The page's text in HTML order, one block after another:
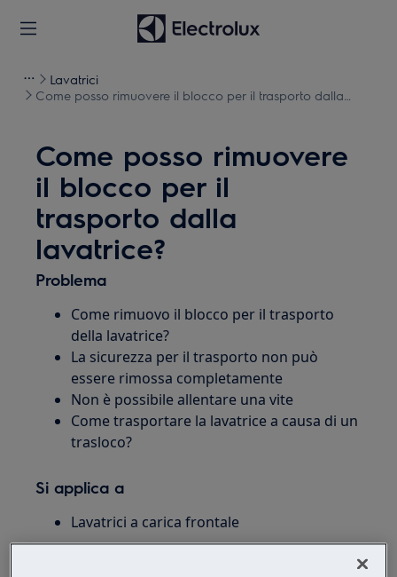
Lavatrici
Come posso rimuovere il blocco per il trasporto dalla
Come posso rimuovere
il blocco per il
trasporto dalla
lavatrice?
Problema
Come rimuovo il blocco per il trasporto
della lavatrice?
La sicurezza per il trasporto non può
essere rimossa completamente
Non è possibile allentare una vite
Come trasportare la lavatrice a causa di un
trasloco?
Si applica a
Lavatrici a carica frontale